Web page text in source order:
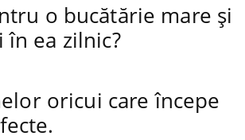
o bucătărie mare și
ea zilnic?
oricui care începe